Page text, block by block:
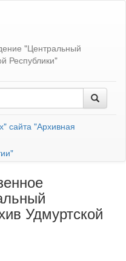
"Центральный
Республики"
сайта "Архивная
Удмуртской